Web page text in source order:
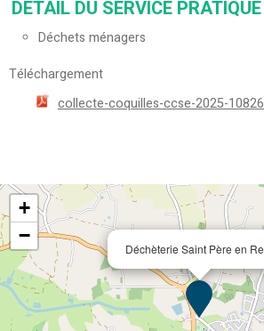
DETAIL DU SERVICE PRATIQUE
Déchets ménagers
Téléchargement
collecte-coquilles-ccse-2025-10826
Déchèterie Saint Père en
+
−